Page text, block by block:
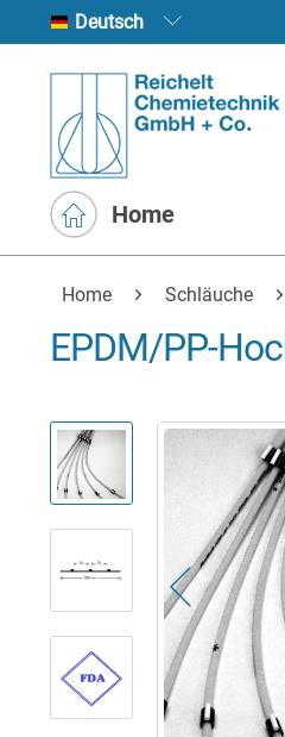
Deutsch
Home
Home Schläuche
EPDM/PP-